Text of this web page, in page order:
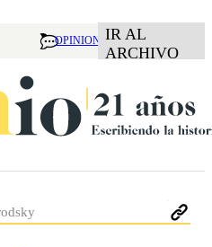
OPINION IR AL
ARCHIVO